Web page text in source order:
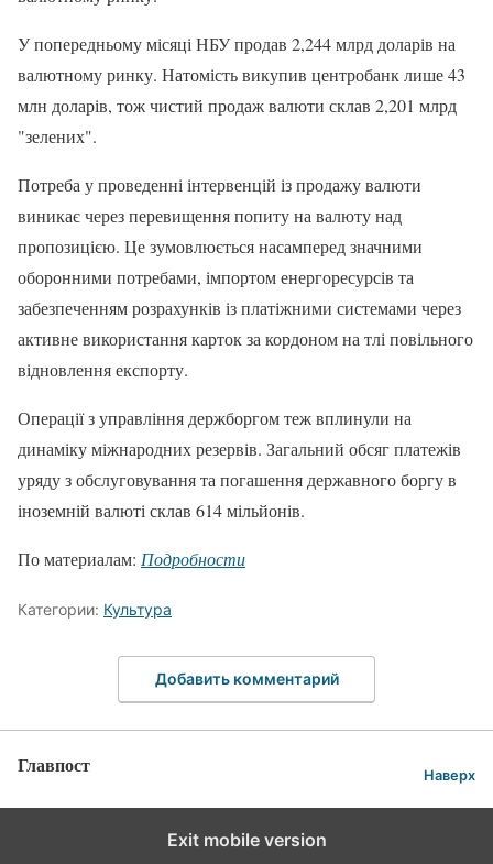
У попередньому місяці НБУ продав 2,244 млрд доларів на
валютному ринку. Натомість викупив центробанк лише 43
млн доларів, тож чистий продаж валюти склав 2,201 млрд
"зелених".
Потреба у проведенні інтервенцій із продажу валюти
виникає через перевищення попиту на валюту над
пропозицією. Це зумовлюється насамперед значними
оборонними потребами, імпортом енергоресурсів та
забезпеченням розрахунків із платіжними системами через
активне використання карток за кордоном на тлі повільного
відновлення експорту.
Операції з управління держборгом теж вплинули на
динаміку міжнародних резервів. Загальний обсяг платежів
уряду з обслуговування та погашення державного боргу в
іноземній валюті склав 614 мільйонів.
По материалам: Подробности
Категории: Культура
Добавить комментарий
Главпост Наверх
Exit mobile version